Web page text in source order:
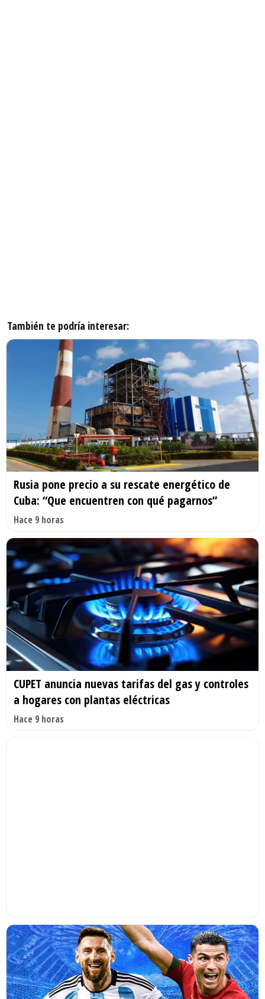
También te podría interesar:
Rusia pone precio a su rescate energético de
Cuba: “Que encuentren con qué pagarnos”
Hace 9 horas
CUPET anuncia nuevas tarifas del gas y controles
a hogares con plantas eléctricas
Hace 9 horas